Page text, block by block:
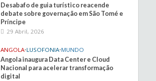
Desabafo de guia turístico reacende
debate sobre governação em São Tomé e
Príncipe
29 Abril, 2026
ANGOLA•LUSOFONIA•MUNDO
Angola inaugura Data Center e Cloud
Nacional para acelerar transformação
digital